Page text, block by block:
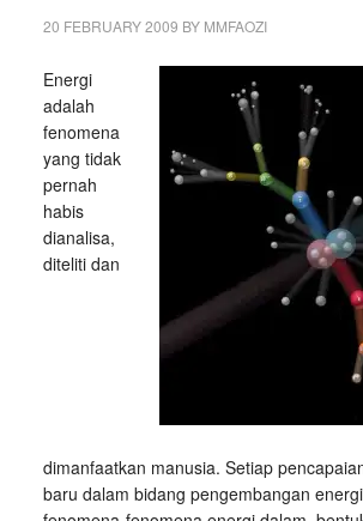
20 FEBRUARY 2009 BY MMFAOZI
Energi
adalah
fenomena
yang tidak
pernah
habis
dianalisa,
diteliti dan
dimanfaatkan manusia. Setiap
baru dalam bidang pengembangan